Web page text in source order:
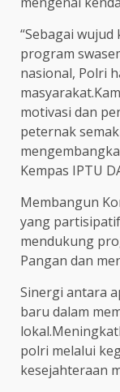
“Sebagai
program
nasional, Polri
motivasi dan
peternak
Kempas IPTU
Membangun
yang
mendukung
Pangan dan
Sinergi antara
baru dalam
polri melalui
kesejahteraan